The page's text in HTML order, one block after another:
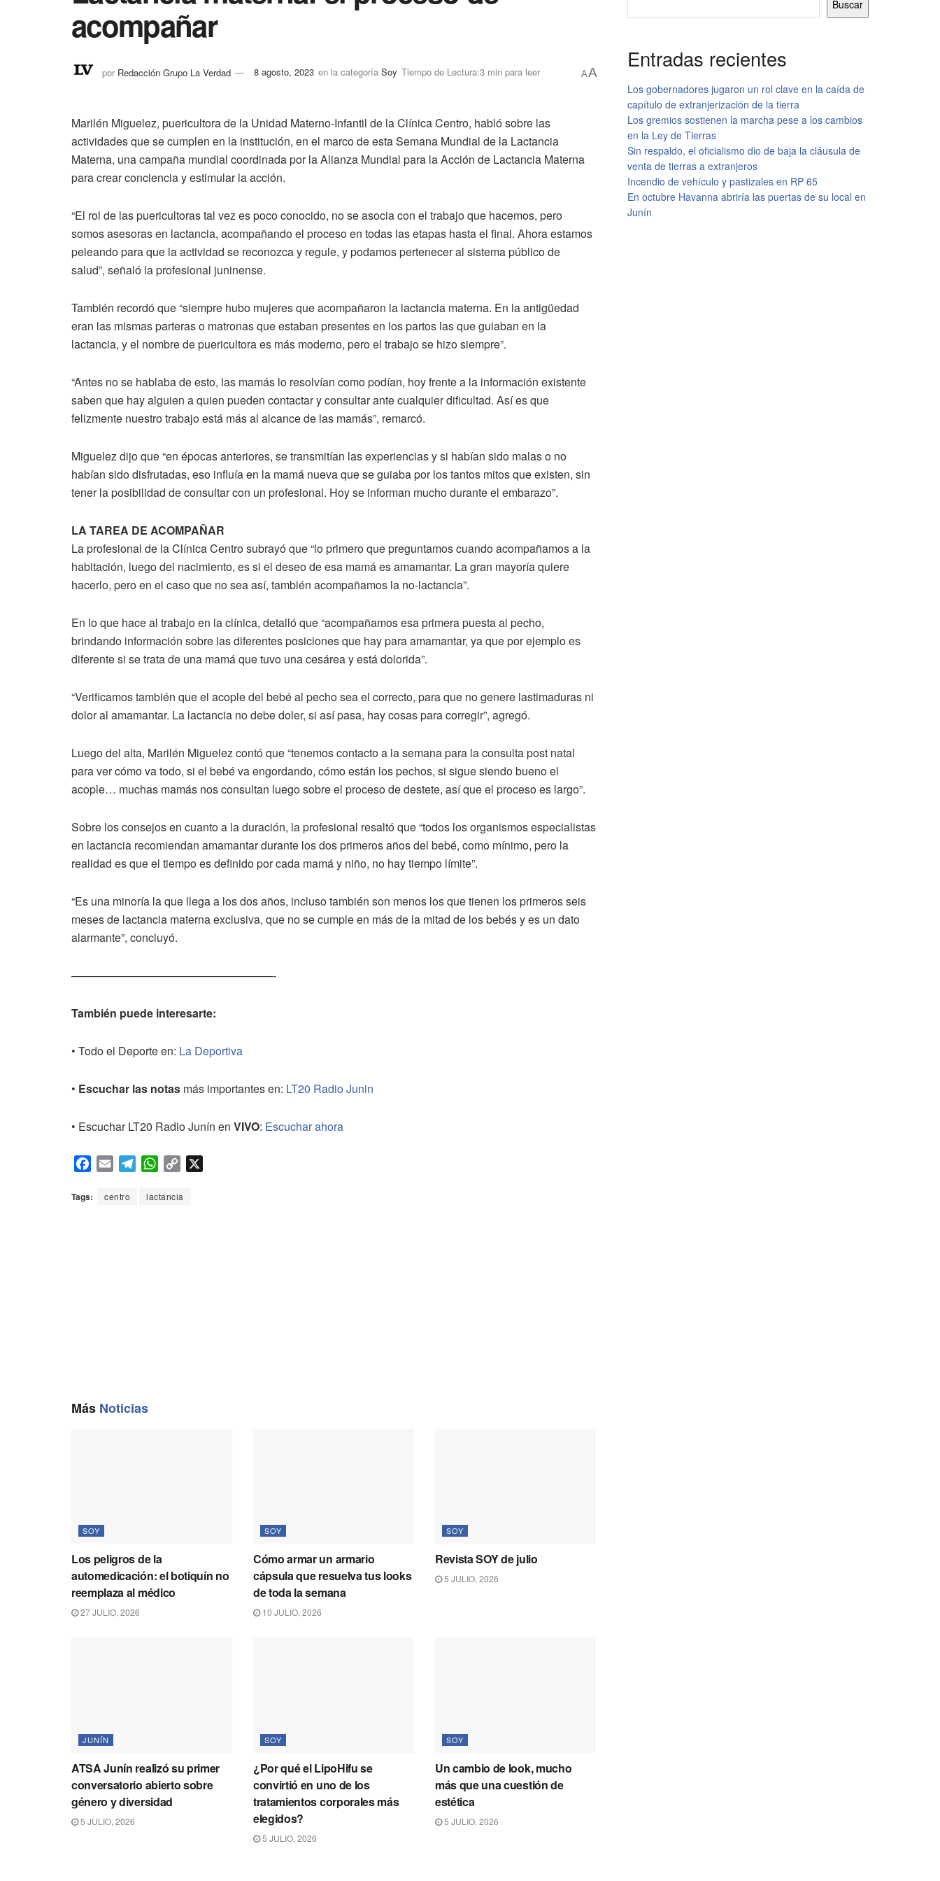
acompañar
por Redacción Grupo La Verdad 8 agosto, 2023 en la categoría Soy Tiempo de Lectura:3 min para leer AA
Marilén Miguelez, puericultora de la Unidad Materno-Infantil de la Clínica Centro, habló sobre las
actividades que se cumplen en la institución, en el marco de esta Semana Mundial de la Lactancia
Materna, una campaña mundial coordinada por la Alianza Mundial para la Acción de Lactancia Materna
para crear conciencia y estimular la acción.
“El rol de las puericultoras tal vez es poco conocido, no se asocia con el trabajo que hacemos, pero
somos asesoras en lactancia, acompañando el proceso en todas las etapas hasta el final. Ahora estamos
peleando para que la actividad se reconozca y regule, y podamos pertenecer al sistema público de
salud”, señaló la profesional juninense.
También recordó que “siempre hubo mujeres que acompañaron la lactancia materna. En la antigüedad
eran las mismas parteras o matronas que estaban presentes en los partos las que guiaban en la
lactancia, y el nombre de puericultora es más moderno, pero el trabajo se hizo siempre”.
“Antes no se hablaba de esto, las mamás lo resolvían como podían, hoy frente a la información existente
saben que hay alguien a quien pueden contactar y consultar ante cualquier dificultad. Así es que
felizmente nuestro trabajo está más al alcance de las mamás”, remarcó.
Miguelez dijo que “en épocas anteriores, se transmitían las experiencias y si habían sido malas o no
habían sido disfrutadas, eso influía en la mamá nueva que se guiaba por los tantos mitos que existen, sin
tener la posibilidad de consultar con un profesional. Hoy se informan mucho durante el embarazo”.
LA TAREA DE ACOMPAÑAR
La profesional de la Clínica Centro subrayó que “lo primero que preguntamos cuando acompañamos a la
habitación, luego del nacimiento, es si el deseo de esa mamá es amamantar. La gran mayoría quiere
hacerlo, pero en el caso que no sea así, también acompañamos la no-lactancia”.
En lo que hace al trabajo en la clínica, detalló que “acompañamos esa primera puesta al pecho,
brindando información sobre las diferentes posiciones que hay para amamantar, ya que por ejemplo es
diferente si se trata de una mamá que tuvo una cesárea y está dolorida”.
“Verificamos también que el acople del bebé al pecho sea el correcto, para que no genere lastimaduras ni
dolor al amamantar. La lactancia no debe doler, si así pasa, hay cosas para corregir”, agregó.
Luego del alta, Marilén Miguelez contó que “tenemos contacto a la semana para la consulta post natal
para ver cómo va todo, si el bebé va engordando, cómo están los pechos, si sigue siendo bueno el
acople… muchas mamás nos consultan luego sobre el proceso de destete, así que el proceso es largo”.
Sobre los consejos en cuanto a la duración, la profesional resaltó que “todos los organismos especialistas
en lactancia recomiendan amamantar durante los dos primeros años del bebé, como mínimo, pero la
realidad es que el tiempo es definido por cada mamá y niño, no hay tiempo límite”.
“Es una minoría la que llega a los dos años, incluso también son menos los que tienen los primeros seis
meses de lactancia materna exclusiva, que no se cumple en más de la mitad de los bebés y es un dato
alarmante”, concluyó.
——————————————————-
También puede interesarte:
• Todo el Deporte en: La Deportiva
• Escuchar las notas más importantes en: LT20 Radio Junin
• Escuchar LT20 Radio Junín en VIVO: Escuchar ahora
c
a
W
a
p
Tags: centro lactancia
Más Noticias
SOY
Los peligros de la
automedicación: el botiquín no
reemplaza al médico
27 JULIO, 2026
SOY
Cómo armar un armario
cápsula que resuelva tus looks
de toda la semana
10 JULIO, 2026
SOY
Revista SOY de julio
5 JULIO, 2026
JUNÍN
ATSA Junín realizó su primer
conversatorio abierto sobre
género y diversidad
5 JULIO, 2026
SOY
¿Por qué el LipoHifu se
convirtió en uno de los
tratamientos corporales más
elegidos?
5 JULIO, 2026
SOY
Un cambio de look, mucho
más que una cuestión de
estética
5 JULIO, 2026
Buscar
Entradas recientes
Los gobernadores jugaron un rol clave en la caída de
capítulo de extranjerización de la tierra
Los gremios sostienen la marcha pese a los cambios
en la Ley de Tierras
Sin respaldo, el oficialismo dio de baja la cláusula de
venta de tierras a extranjeros
Incendio de vehículo y pastizales en RP 65
En octubre Havanna abriría las puertas de su local en
Junín